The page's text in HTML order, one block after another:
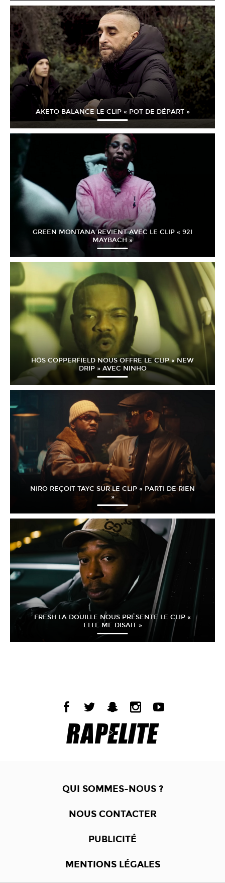
AKETO BALANCE LE CLIP « POT DE DÉPART »
GREEN MONTANA REVIENT AVEC LE CLIP « 92I
MAYBACH »
HÖS COPPERFIELD NOUS OFFRE LE CLIP « NEW
DRIP » AVEC NINHO
NIRO REÇOIT TAYC SUR LE CLIP « PARTI DE RIEN
»
FRESH LA DOUILLE NOUS PRÉSENTE LE CLIP «
ELLE ME DISAIT »
QUI SOMMES-NOUS ?
NOUS CONTACTER
PUBLICITÉ
MENTIONS LÉGALES